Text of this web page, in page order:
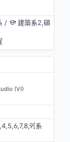
/
建築系2,碩
(VI)
系